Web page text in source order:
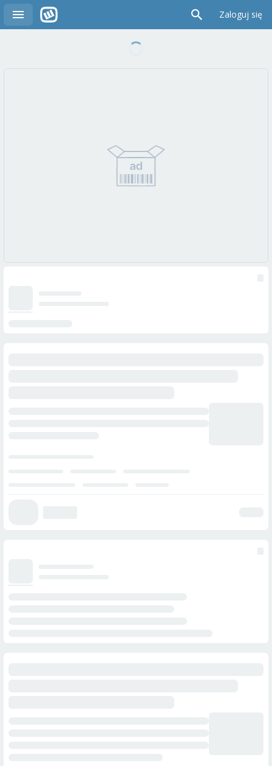
Zaloguj się